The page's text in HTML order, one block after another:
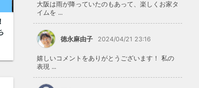
大阪は雨が降っていたのもあって、楽しくお家タ
イムを ...
徳永麻由子 2024/04/21 23:16
嬉しいコメントをありがとうございます！ 私の
表現 ...